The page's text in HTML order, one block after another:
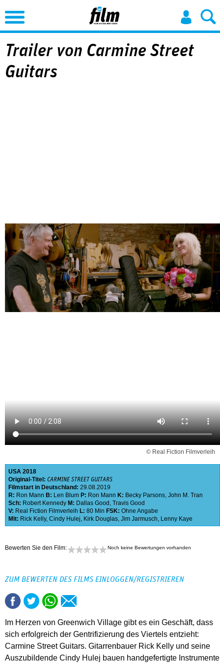
Jump to Navigation
Trailer von Carmine Street
Guitars
© Real Fiction Filmverleih
USA 2018
Original-Titel: CARMINE STREET GUITARS
Filmstart in Deutschland: 29.08.2019
R: Ron Mann B: Len Blum P: Ron Mann K: Becky Parsons, John M. Tran
Sch: Robert Kennedy M: Dallas Good , Travis Good
V: Real Fiction Filmverleih L: 80 Min FSK: Ohne Angabe
Mit: Rick Kelly, Cindy Hulej, Kirk Douglas, Jim Jarmusch, Lenny Kaye
Bewerten Sie den Film: Noch keine Bewertungen vorhanden
ZUM BEWERTEN DES FILMS EINLOGGEN/REGISTRIEREN
Im Herzen von Greenwich Village gibt es ein Geschäft, dass
sich erfolgreich der Gentrifizierung des Viertels entzieht:
Carmine Street Guitars. Gitarrenbauer Rick Kelly und seine
Auszubildende Cindy Hulej bauen handgefertigte Instrumente